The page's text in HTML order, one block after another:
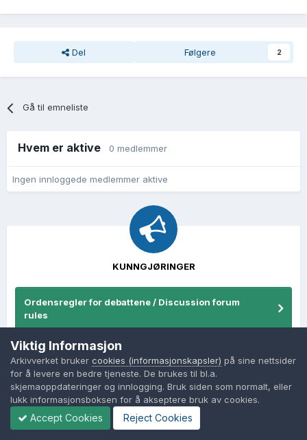
Del Følgere 2
Gå til emneliste
Hvem er aktive 0 medlemmer
Ingen innloggede medlemmer aktive
KUNNGJØRINGER
Ordensregler for debattene / Discussion forum
rules
Nasjonalarkivets debattforum/The National
Archives debate forum
Viktig Informasjon
Arkivverket bruker cookies (informasjonskapsler) på sine nettsider
for å levere en bedre tjeneste. De brukes til bl.a.
skjemaoppdateringer og innlogging. Bruk siden som normalt, eller
lukk informasjonsboksen for å akseptere bruk av cookies.
Accept Cookies Reject Cookies